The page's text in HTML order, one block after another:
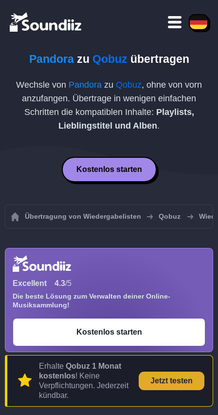
Pandorazu Qobuz übertragen
Wechsle von Pandora zu Qobuz, ohne von vorn
anzufangen. Übertrage in wenigen einfachen
Schritten die kompatiblen Inhalte: Playlists,
Lieblingstitel und Alben.
Kostenlos starten
Übertragung von Wiedergabelisten Qobuz
Excellent 4.3/5
Die beste Lösung zum Verwalten deiner Online-
Musiksammlung!
Kostenlos starten
Erhalte Qobuz 1 Monat
kostenlos! Keine
Verpflichtungen. Jederzeit
kündbar.
Jetzt testen